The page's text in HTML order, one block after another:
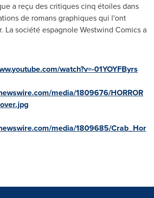
a reçu des critiques cinq étoiles dans
de romans graphiques qui l'ont
La société espagnole Westwind Comics a
watch?v=-01YOYFByrs
media/1809676/HORROR
media/1809685/Crab_Hor